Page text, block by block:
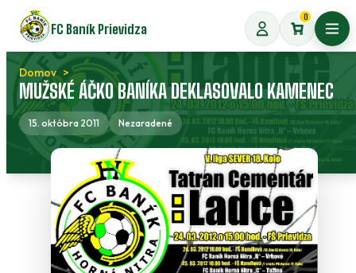
Preskočiť
na
obsah
FC Baník Prievidza
0
Domov
MUŽSKÉ ÁČKO BANÍKA DEKLASOVALO KAMENEC
15. októbra 2011 Nezaradené